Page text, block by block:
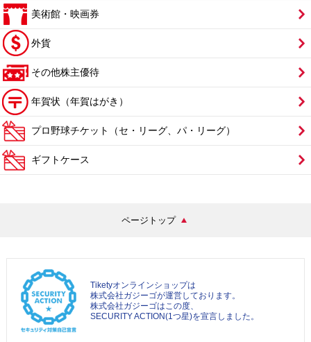
美術館・映画券
外貨
その他株主優待
年賀状（年賀はがき）
プロ野球チケット（セ・リーグ、パ・リーグ）
ギフトケース
ページトップ
Tiketyオンラインショップは
株式会社ガジーゴが運営しております。
株式会社ガジーゴはこの度、
SECURITY ACTION(1つ星)を宣言しました。